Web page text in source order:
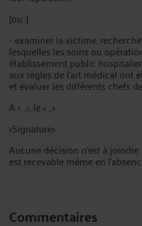
[ou :]
- examiner la victime,
lesquelles les soins ou
établissement public
aux règles de l'art médical ont
et évaluer les différents chefs
A < ...>, le < ...>
<Signature>
Aucune décision n'est à
est recevable même en
Commentaires